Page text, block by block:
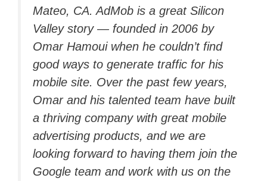
Mateo, CA. AdMob is a great Silicon
Valley story — founded in 2006 by
Omar Hamoui when he couldn’t find
good ways to generate traffic for his
mobile site. Over the past few years,
Omar and his talented team have built
a thriving company with great mobile
advertising products, and we are
looking forward to having them join the
Google team and work with us on the